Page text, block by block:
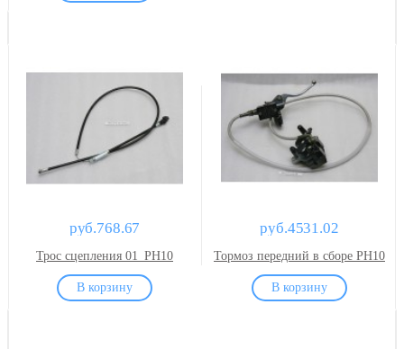
руб.768.67
Трос сцепления 01_PH10
руб.4531.02
Тормоз передний в сборе PH10